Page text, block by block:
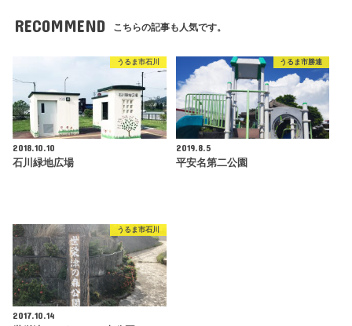
RECOMMEND こちらの記事も人気です。
うるま市石川
2018.10.10
石川緑地広場
うるま市勝連
2019.8.5
平安名第二公園
うるま市石川
2017.10.14